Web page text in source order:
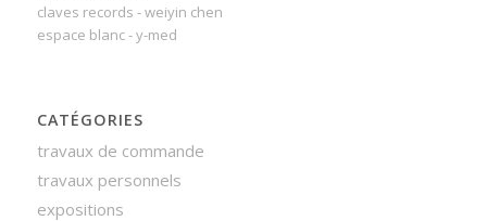
claves records - weiyin chen
espace blanc - y-med
CATÉGORIES
travaux de commande
travaux personnels
expositions